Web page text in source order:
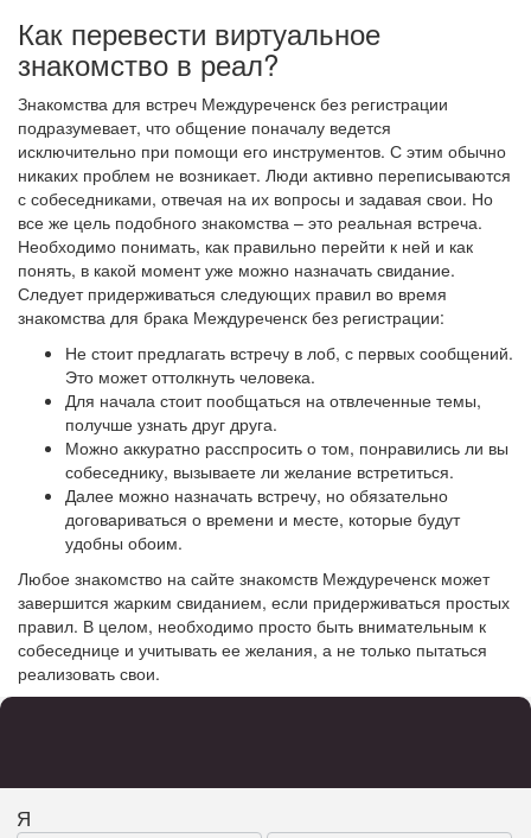
Как перевести виртуальное
знакомство в реал?
Знакомства для встреч Междуреченск без регистрации
подразумевает, что общение поначалу ведется
исключительно при помощи его инструментов. С этим обычно
никаких проблем не возникает. Люди активно переписываются
с собеседниками, отвечая на их вопросы и задавая свои. Но
все же цель подобного знакомства – это реальная встреча.
Необходимо понимать, как правильно перейти к ней и как
понять, в какой момент уже можно назначать свидание.
Следует придерживаться следующих правил во время
знакомства для брака Междуреченск без регистрации:
Не стоит предлагать встречу в лоб, с первых сообщений.
Это может оттолкнуть человека.
Для начала стоит пообщаться на отвлеченные темы,
получше узнать друг друга.
Можно аккуратно расспросить о том, понравились ли вы
собеседнику, вызываете ли желание встретиться.
Далее можно назначать встречу, но обязательно
договариваться о времени и месте, которые будут
удобны обоим.
Любое знакомство на сайте знакомств Междуреченск может
завершится жарким свиданием, если придерживаться простых
правил. В целом, необходимо просто быть внимательным к
собеседнице и учитывать ее желания, а не только пытаться
реализовать свои.
Я